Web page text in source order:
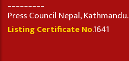
Press Council Nepal, Kathmandu.
Listing Certificate No.1641